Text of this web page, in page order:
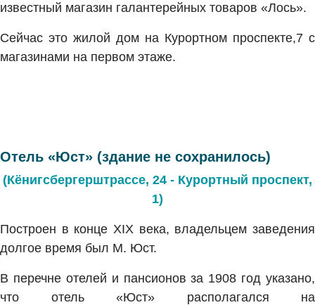
известный магазин галантерейных товаров «Лось».
Сейчас это жилой дом на Курортном проспекте,7 с
магазинами на первом этаже.
Отель «Юст» (здание не сохранилось)
(Кёнигсбергерштрассе, 24 - Курортный проспект,
1)
Построен в конце XIX века, владельцем заведения
долгое время был М. Юст.
В перечне отелей и пансионов за 1908 год указано,
что отель «Юст» располагался на